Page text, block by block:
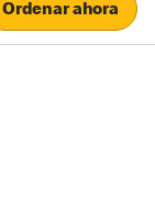
Ordenar ahora